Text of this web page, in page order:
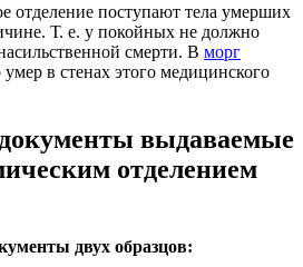
отделение поступают тела умерших
Т. е. у покойных не должно
смерти. В морг
умер в стенах этого медицинского
выдаваемые
отделением
двух образцов: